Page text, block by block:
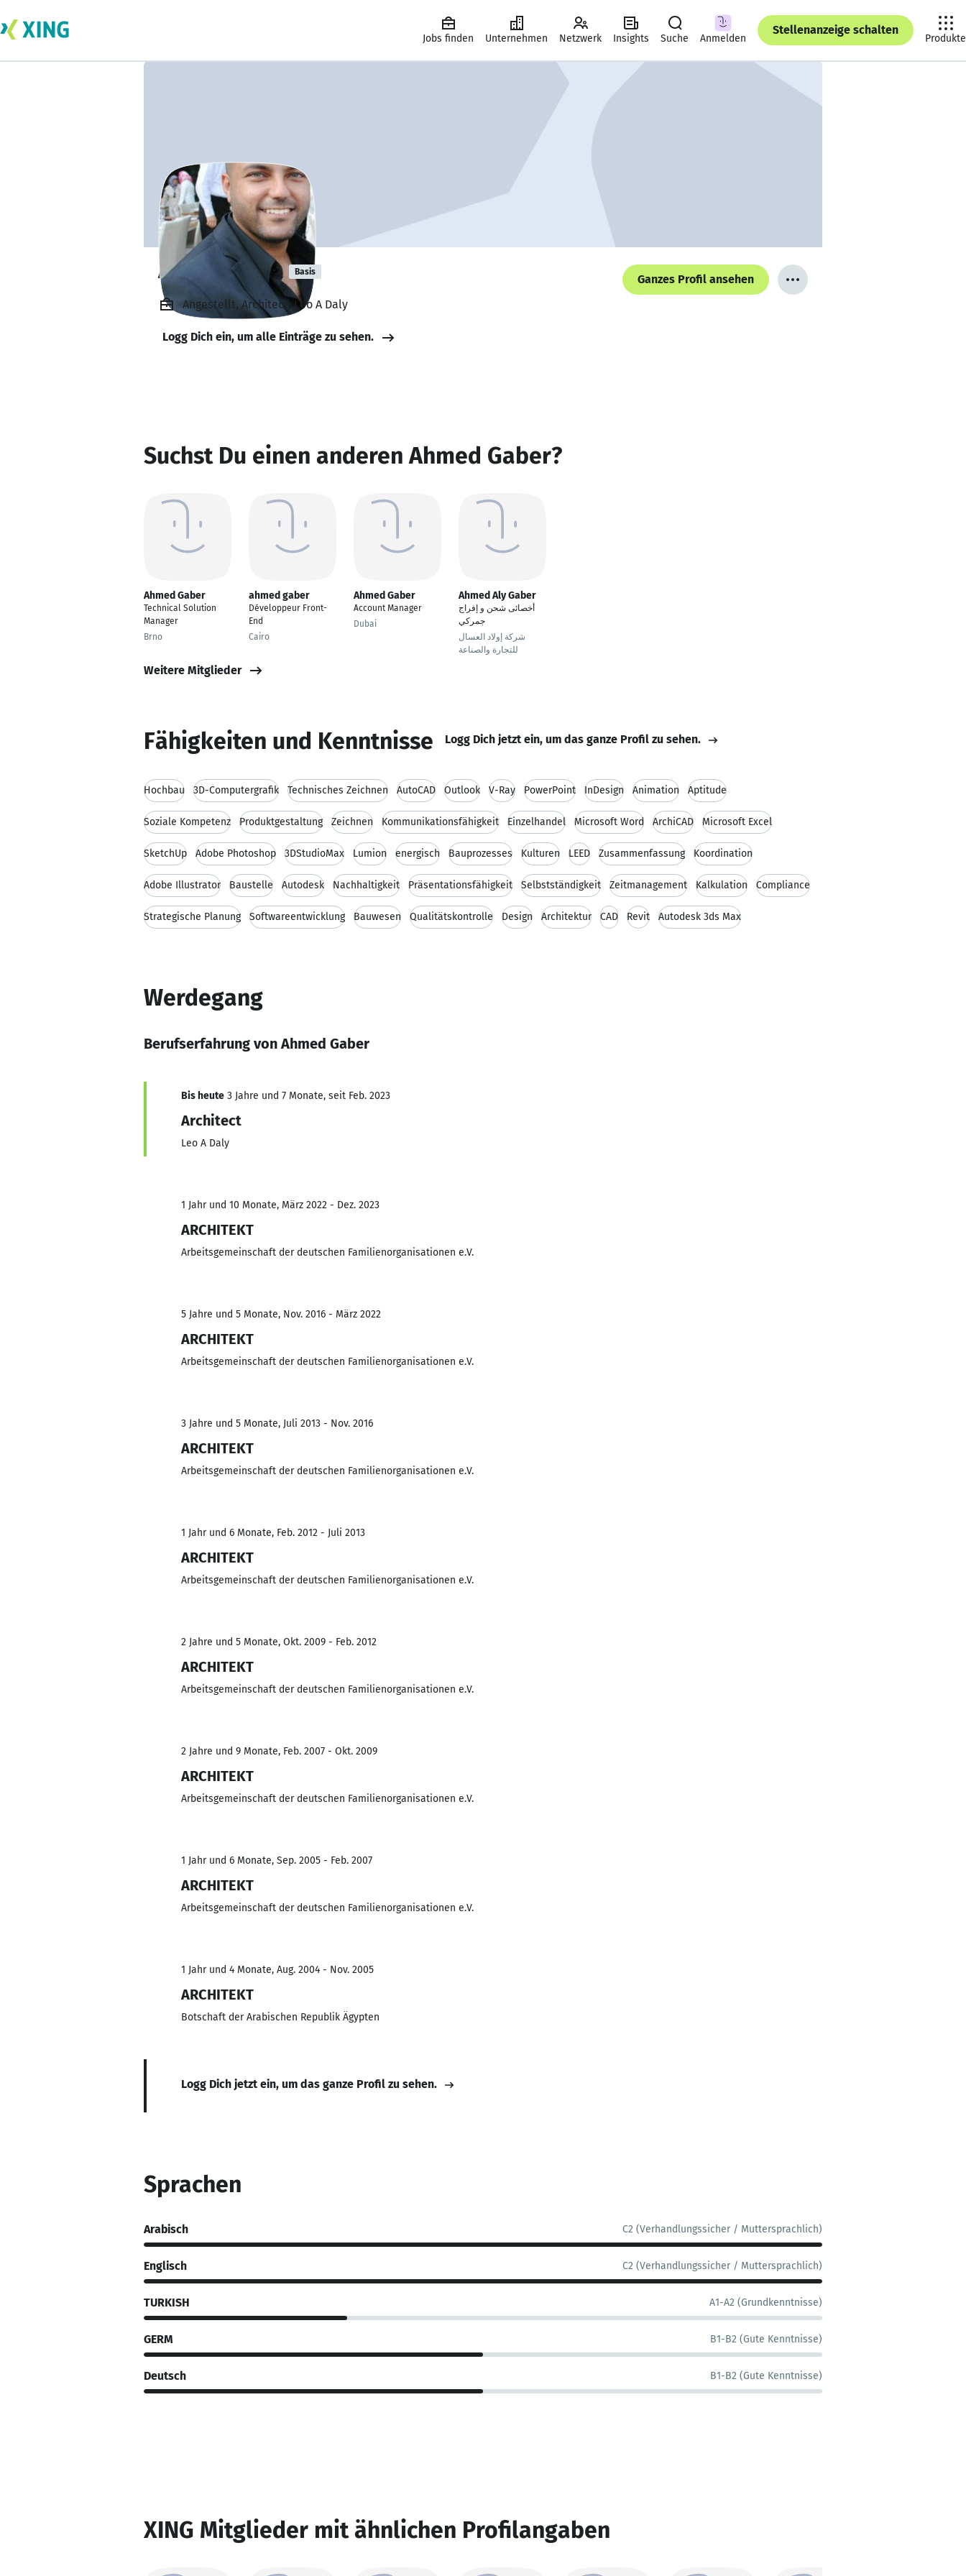
Jobs finden Unternehmen Netzwerk Insights Suche Anmelden
Stellenanzeige schalten
Produkte
Ahmed Gaber Basis
Ganzes Profil ansehen
Angestellt, Architect, Leo A Daly
Logg Dich ein, um alle Einträge zu sehen.
Suchst Du einen anderen Ahmed Gaber?
Ahmed Gaber
Technical Solution
Manager
Brno
ahmed gaber
Développeur Front-
End
Cairo
Ahmed Gaber
Account Manager
Dubai
Ahmed Aly Gaber
أخصائى شحن و إفراج
جمركي
شركة إولاد العسال
للتجارة والصناعة
Weitere Mitglieder
Fähigkeiten und Kenntnisse Logg Dich jetzt ein, um das ganze Profil zu sehen.
Hochbau 3D-Computergrafik Technisches Zeichnen AutoCAD Outlook V-Ray PowerPoint InDesign Animation Aptitude
Soziale Kompetenz Produktgestaltung Zeichnen Kommunikationsfähigkeit Einzelhandel Microsoft Word ArchiCAD Microsoft Excel
SketchUp Adobe Photoshop 3DStudioMax Lumion energisch Bauprozesses Kulturen LEED Zusammenfassung Koordination
Adobe Illustrator Baustelle Autodesk Nachhaltigkeit Präsentationsfähigkeit Selbstständigkeit Zeitmanagement Kalkulation Compliance
Strategische Planung Softwareentwicklung Bauwesen Qualitätskontrolle Design Architektur CAD Revit Autodesk 3ds Max
Werdegang
Berufserfahrung von Ahmed Gaber
Bis heute 3 Jahre und 7 Monate, seit Feb. 2023
Architect
Leo A Daly
1 Jahr und 10 Monate, März 2022 - Dez. 2023
ARCHITEKT
Arbeitsgemeinschaft der deutschen Familienorganisationen e.V.
5 Jahre und 5 Monate, Nov. 2016 - März 2022
ARCHITEKT
Arbeitsgemeinschaft der deutschen Familienorganisationen e.V.
3 Jahre und 5 Monate, Juli 2013 - Nov. 2016
ARCHITEKT
Arbeitsgemeinschaft der deutschen Familienorganisationen e.V.
1 Jahr und 6 Monate, Feb. 2012 - Juli 2013
ARCHITEKT
Arbeitsgemeinschaft der deutschen Familienorganisationen e.V.
2 Jahre und 5 Monate, Okt. 2009 - Feb. 2012
ARCHITEKT
Arbeitsgemeinschaft der deutschen Familienorganisationen e.V.
2 Jahre und 9 Monate, Feb. 2007 - Okt. 2009
ARCHITEKT
Arbeitsgemeinschaft der deutschen Familienorganisationen e.V.
1 Jahr und 6 Monate, Sep. 2005 - Feb. 2007
ARCHITEKT
Arbeitsgemeinschaft der deutschen Familienorganisationen e.V.
1 Jahr und 4 Monate, Aug. 2004 - Nov. 2005
ARCHITEKT
Botschaft der Arabischen Republik Ägypten
Logg Dich jetzt ein, um das ganze Profil zu sehen.
Sprachen
Arabisch C2 (Verhandlungssicher / Muttersprachlich)
Englisch C2 (Verhandlungssicher / Muttersprachlich)
TURKISH A1-A2 (Grundkenntnisse)
GERM B1-B2 (Gute Kenntnisse)
Deutsch B1-B2 (Gute Kenntnisse)
XING Mitglieder mit ähnlichen Profilangaben